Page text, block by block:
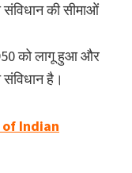
की सीमाओं
को लागू हुआ और
है।
of Indian